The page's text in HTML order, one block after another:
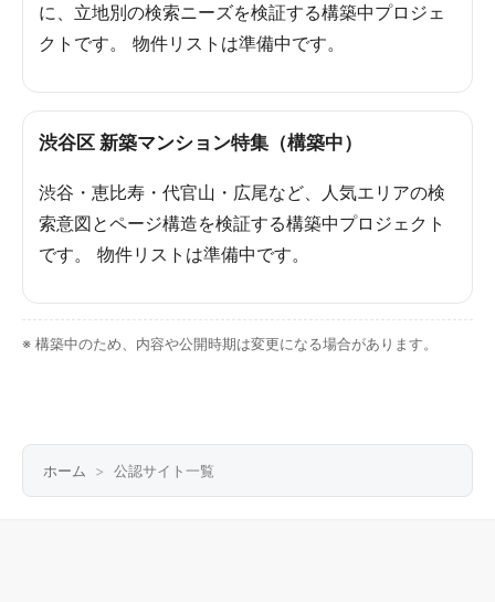
に、立地別の検索ニーズを検証する構築中プロジェ
クトです。 物件リストは準備中です。
渋谷区 新築マンション特集（構築中）
渋谷・恵比寿・代官山・広尾など、人気エリアの検
索意図とページ構造を検証する構築中プロジェクト
です。 物件リストは準備中です。
※ 構築中のため、内容や公開時期は変更になる場合があります。
ホーム 公認サイト一覧